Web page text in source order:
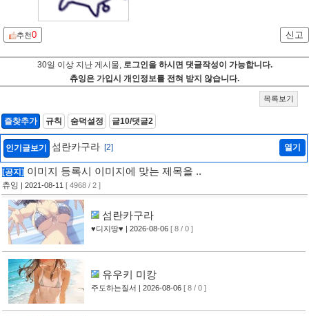
추천0 신고
30일 이상 지난 게시물, 로그인을 하시면 댓글작성이 가능합니다.
츄잉은 가입시 개인정보를 전혀 받지 않습니다.
목록보기
즐찾추가 규칙 숨덕설정 글10/댓글2
인기글보기 섬란카구라 [2] 열기
[공지] 이미지 등록시 이미지에 맞는 제목을 ..
츄잉 | 2021-08-11 [ 4968 / 2 ]
섬란카구라
♥디지땅♥ | 2026-08-06 [ 8 / 0 ]
유우키 미캉
주도하는질서 | 2026-08-06 [ 8 / 0 ]